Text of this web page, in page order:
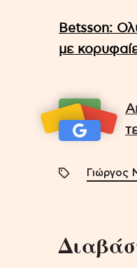
Betsson:
με
Γιώργος